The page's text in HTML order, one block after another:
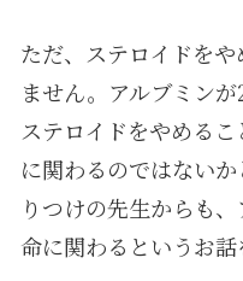
ただ、ステロイドを
ません。アルブミンが
ステロイドをやめる
に関わるのではない
りつけの先生からも
命に関わるというお話